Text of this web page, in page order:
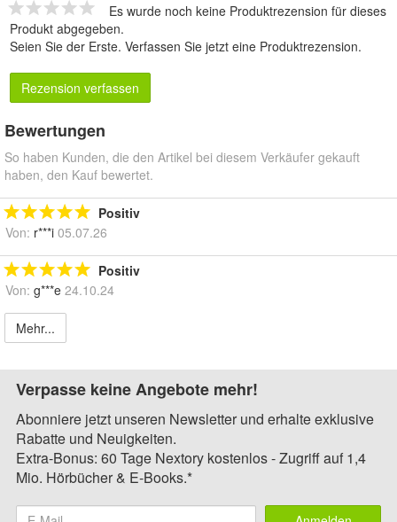
Es wurde noch keine Produktrezension für dieses
Produkt abgegeben.
Seien Sie der Erste. Verfassen Sie jetzt eine Produktrezension.
Rezension verfassen
Bewertungen
So haben Kunden, die den Artikel bei diesem Verkäufer gekauft
haben, den Kauf bewertet.
Positiv
Von: r***i 05.07.26
Positiv
Von: g***e 24.10.24
Mehr...
Verpasse keine Angebote mehr!
Abonniere jetzt unseren Newsletter und erhalte exklusive
Rabatte und Neuigkeiten.
Extra-Bonus: 60 Tage Nextory kostenlos - Zugriff auf 1,4
Mio. Hörbücher & E-Books.*